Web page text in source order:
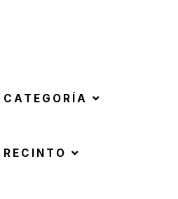
CATEGORÍA